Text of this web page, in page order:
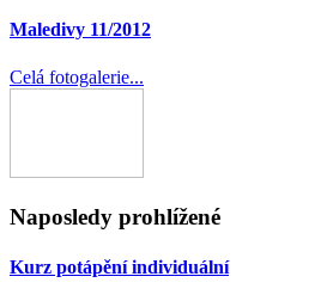
Maledivy 11/2012
Celá fotogalerie...
Naposledy prohlížené
Kurz potápění individuální